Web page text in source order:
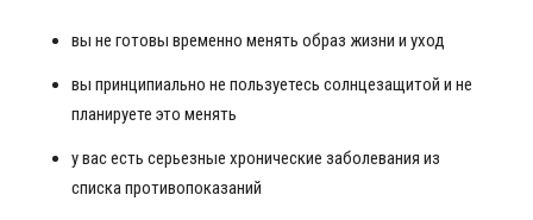
вы не готовы временно менять образ жизни и уход
вы принципиально не пользуетесь солнцезащитой и не
планируете это менять
у вас есть серьезные хронические заболевания из
списка противопоказаний